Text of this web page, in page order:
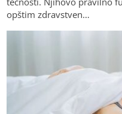
opštim zdravstven…